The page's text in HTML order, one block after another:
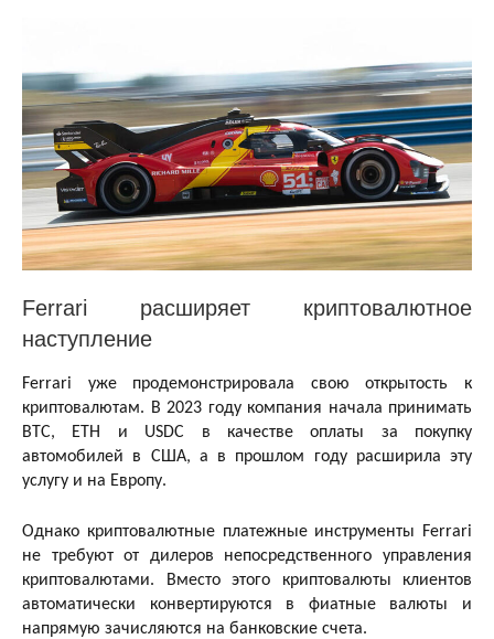
Ferrari расширяет криптовалютное
наступление
Ferrari уже продемонстрировала свою открытость к
криптовалютам. В 2023 году компания начала принимать
BTC, ETH и USDC в качестве оплаты за покупку
автомобилей в США, а в прошлом году расширила эту
услугу и на Европу.
Однако криптовалютные платежные инструменты Ferrari
не требуют от дилеров непосредственного управления
криптовалютами. Вместо этого криптовалюты клиентов
автоматически конвертируются в фиатные валюты и
напрямую зачисляются на банковские счета.